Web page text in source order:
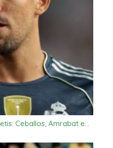
Ceballos, Amrabat e…